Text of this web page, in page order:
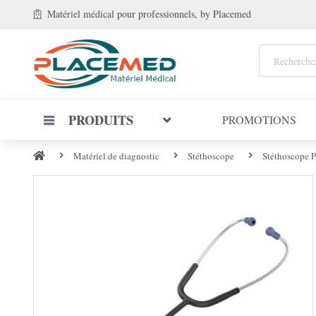
Matériel médical pour professionnels, by Placemed
PRODUITS PROMOTIONS
Matériel de diagnostic Stéthoscope Stéthoscope